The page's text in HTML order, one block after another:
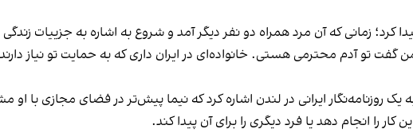
کرد؛ زمانی که آن مرد همراه دو نفر دیگر آمد و شروع به اشاره به جزییات زندگی
روزنامه‌نگار ایرانی در لندن اشاره کرد که نیما پیش‌تر در فضای مجازی با او
کار را انجام دهد یا فرد دیگری را برای آن پیدا کند.